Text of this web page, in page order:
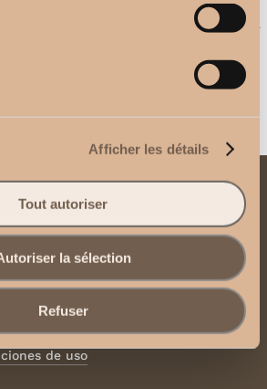
Afficher les détails
Tout autoriser
la sélection
Refuser
Mando a distancia de 1 canal
Contacto
electrónico
con nosotros por
WhatsApp
de uso